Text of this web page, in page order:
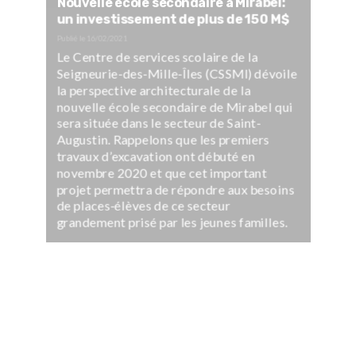
un investissement de plus de 150 M$
Le Centre de services scolaire de la
Seigneurie-des-Mille-Îles (CSSMI) dévoile
la perspective architecturale de la
nouvelle école secondaire de Mirabel qui
sera située dans le secteur de Saint-
Augustin. Rappelons que les premiers
travaux d’excavation ont débuté en
novembre 2020 et que cet important
projet permettra de répondre aux besoins
de places-élèves de ce secteur
grandement prisé par les jeunes familles.